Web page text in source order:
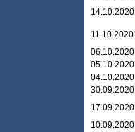
14.10.2020
11.10.2020
06.10.2020
05.10.2020
04.10.2020
30.09.2020
17.09.2020
10.09.2020